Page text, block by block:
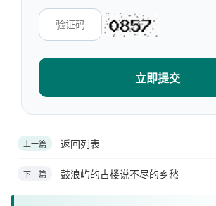
立即提交
上一篇 返回列表
下一篇 鼓浪屿的古楼说不尽的乡愁